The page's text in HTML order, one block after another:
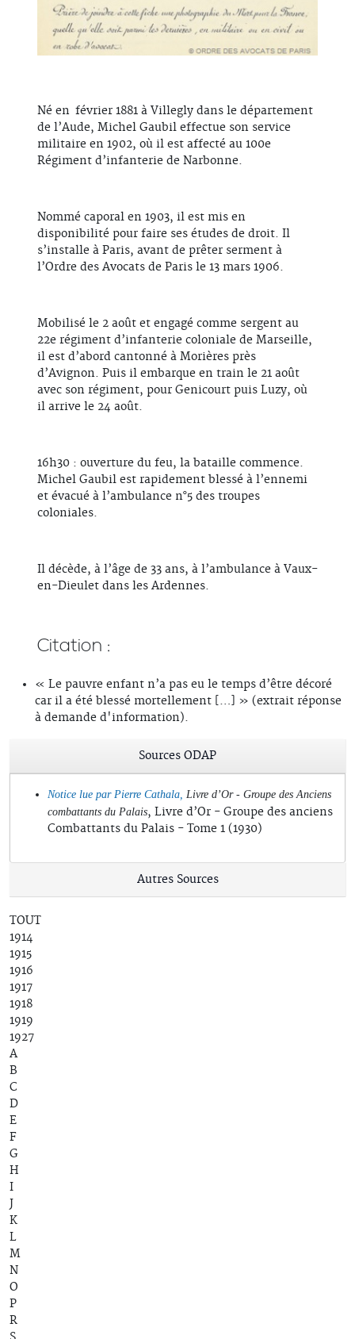
Né en février 1881 à Villegly dans le département
de l’Aude, Michel Gaubil effectue son service
militaire en 1902, où il est affecté au 100e
Régiment d’infanterie de Narbonne.
Nommé caporal en 1903, il est mis en
disponibilité pour faire ses études de droit. Il
s’installe à Paris, avant de prêter serment à
l’Ordre des Avocats de Paris le 13 mars 1906.
Mobilisé le 2 août et engagé comme sergent au
22e régiment d’infanterie coloniale de Marseille,
il est d’abord cantonné à Morières près
d’Avignon. Puis il embarque en train le 21 août
avec son régiment, pour Genicourt puis Luzy, où
il arrive le 24 août.
16h30 : ouverture du feu, la bataille commence.
Michel Gaubil est rapidement blessé à l’ennemi
et évacué à l’ambulance n°5 des troupes
coloniales.
Il décède, à l’âge de 33 ans, à l’ambulance à Vaux-
en-Dieulet dans les Ardennes.
Citation :
« Le pauvre enfant n’a pas eu le temps d’être décoré
car il a été blessé mortellement […] » (extrait réponse
à demande d'information).
Sources ODAP
Notice lue par Pierre Cathala, Livre d’Or - Groupe des Anciens
combattants du Palais, Livre d’Or - Groupe des anciens
Combattants du Palais - Tome 1 (1930)
Autres Sources
TOUT
1914
1915
1916
1917
1918
1919
1927
A
B
C
D
E
F
G
H
I
J
K
L
M
N
O
P
R